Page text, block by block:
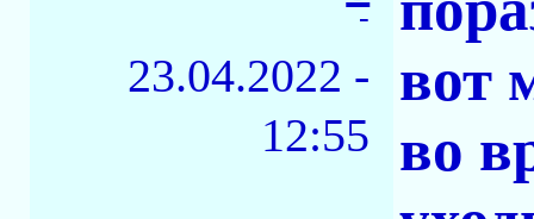
-
23.04.2022 -
12:55
вот
во